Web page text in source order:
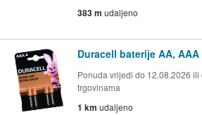
383 m udaljeno
Duracell baterije AA,
Ponuda vrijedi do 12.08.2026 ili
trgovinama
1 km udaljeno